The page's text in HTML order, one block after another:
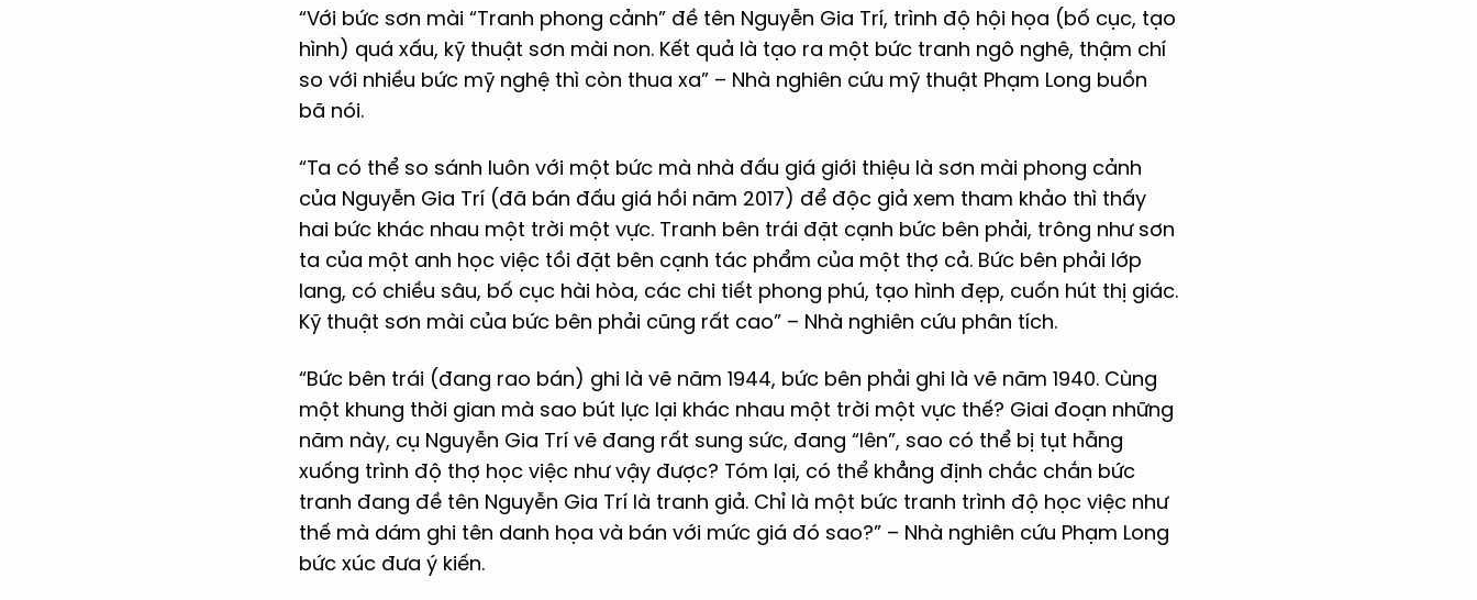
“Với bức sơn mài “Tranh phong cảnh” đề tên Nguyễn Gia Trí, trình độ hội họa (bố cục, tạo
hình) quá xấu, kỹ thuật sơn mài non. Kết quả là tạo ra một bức tranh ngô nghê, thậm chí
so với nhiều bức mỹ nghệ thì còn thua xa” – Nhà nghiên cứu mỹ thuật Phạm Long buồn
bã nói.
“Ta có thể so sánh luôn với một bức mà nhà đấu giá giới thiệu là sơn mài phong cảnh
của Nguyễn Gia Trí (đã bán đấu giá hồi năm 2017) để độc giả xem tham khảo thì thấy
hai bức khác nhau một trời một vực. Tranh bên trái đặt cạnh bức bên phải, trông như sơn
ta của một anh học việc tồi đặt bên cạnh tác phẩm của một thợ cả. Bức bên phải lớp
lang, có chiều sâu, bố cục hài hòa, các chi tiết phong phú, tạo hình đẹp, cuốn hút thị giác.
Kỹ thuật sơn mài của bức bên phải cũng rất cao” – Nhà nghiên cứu phân tích.
“Bức bên trái (đang rao bán) ghi là vẽ năm 1944, bức bên phải ghi là vẽ năm 1940. Cùng
một khung thời gian mà sao bút lực lại khác nhau một trời một vực thế? Giai đoạn những
năm này, cụ Nguyễn Gia Trí vẽ đang rất sung sức, đang “lên”, sao có thể bị tụt hẫng
xuống trình độ thợ học việc như vậy được? Tóm lại, có thể khẳng định chắc chắn bức
tranh đang đề tên Nguyễn Gia Trí là tranh giả. Chỉ là một bức tranh trình độ học việc như
thế mà dám ghi tên danh họa và bán với mức giá đó sao?” – Nhà nghiên cứu Phạm Long
bức xúc đưa ý kiến.